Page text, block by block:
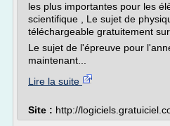
les plus importantes pour les
scientifique , Le sujet de
téléchargeable gratuitement
Le sujet de l'épreuve pour
maintenant...
Lire la suite
Site : http://